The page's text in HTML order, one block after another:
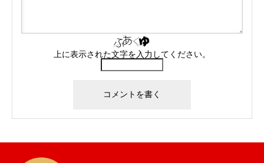
上に表示された文字を入力してください。